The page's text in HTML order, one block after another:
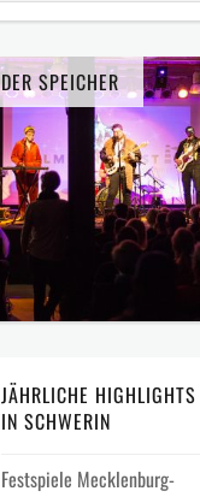
DER SPEICHER
JÄHRLICHE HIGHLIGHTS
IN SCHWERIN
Festspiele Mecklenburg-